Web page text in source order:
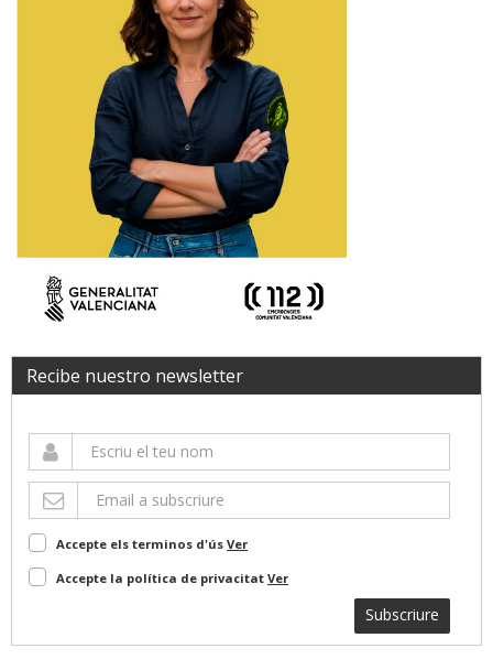
Recibe nuestro newsletter
Accepte els terminos d'ús Ver
Accepte la política de privacitat Ver
Subscriure